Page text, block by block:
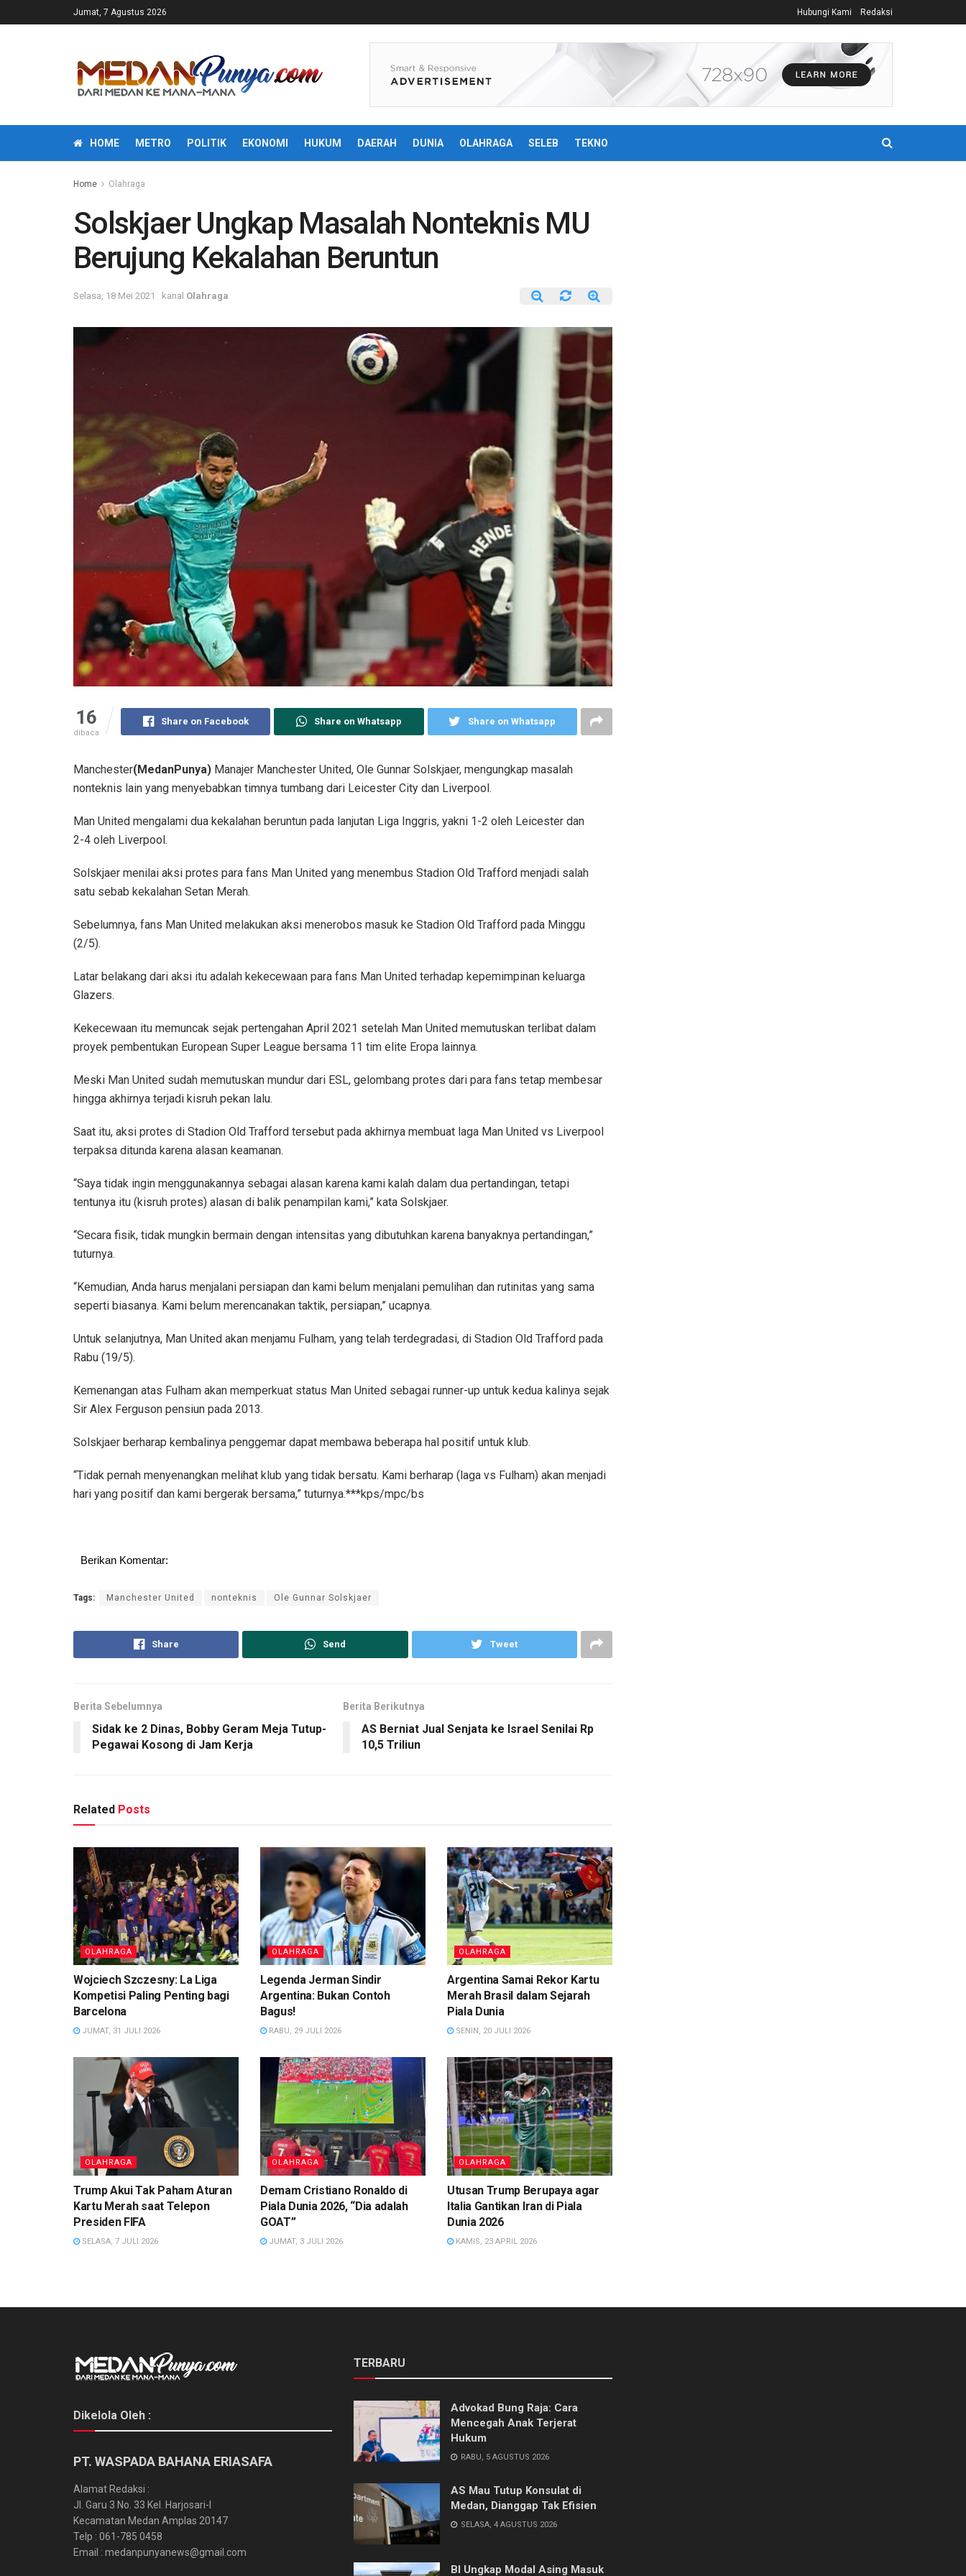
Jumat, 7 Agustus 2026 Hubungi Kami Redaksi
HOME METRO POLITIK EKONOMI HUKUM DAERAH DUNIA OLAHRAGA SELEB TEKNO
Home Olahraga
Solskjaer Ungkap Masalah Nonteknis MU
Berujung Kekalahan Beruntun
Selasa, 18 Mei 2021 kanal Olahraga
16
dibaca
Share on Facebook Share on Whatsapp Share on Whatsapp
Manchester(MedanPunya) Manajer Manchester United, Ole Gunnar Solskjaer, mengungkap masalah
nonteknis lain yang menyebabkan timnya tumbang dari Leicester City dan Liverpool.
Man United mengalami dua kekalahan beruntun pada lanjutan Liga Inggris, yakni 1-2 oleh Leicester dan
2-4 oleh Liverpool.
Solskjaer menilai aksi protes para fans Man United yang menembus Stadion Old Trafford menjadi salah
satu sebab kekalahan Setan Merah.
Sebelumnya, fans Man United melakukan aksi menerobos masuk ke Stadion Old Trafford pada Minggu
(2/5).
Latar belakang dari aksi itu adalah kekecewaan para fans Man United terhadap kepemimpinan keluarga
Glazers.
Kekecewaan itu memuncak sejak pertengahan April 2021 setelah Man United memutuskan terlibat dalam
proyek pembentukan European Super League bersama 11 tim elite Eropa lainnya.
Meski Man United sudah memutuskan mundur dari ESL, gelombang protes dari para fans tetap membesar
hingga akhirnya terjadi kisruh pekan lalu.
Saat itu, aksi protes di Stadion Old Trafford tersebut pada akhirnya membuat laga Man United vs Liverpool
terpaksa ditunda karena alasan keamanan.
“Saya tidak ingin menggunakannya sebagai alasan karena kami kalah dalam dua pertandingan, tetapi
tentunya itu (kisruh protes) alasan di balik penampilan kami,” kata Solskjaer.
“Secara fisik, tidak mungkin bermain dengan intensitas yang dibutuhkan karena banyaknya pertandingan,”
tuturnya.
“Kemudian, Anda harus menjalani persiapan dan kami belum menjalani pemulihan dan rutinitas yang sama
seperti biasanya. Kami belum merencanakan taktik, persiapan,” ucapnya.
Untuk selanjutnya, Man United akan menjamu Fulham, yang telah terdegradasi, di Stadion Old Trafford pada
Rabu (19/5).
Kemenangan atas Fulham akan memperkuat status Man United sebagai runner-up untuk kedua kalinya sejak
Sir Alex Ferguson pensiun pada 2013.
Solskjaer berharap kembalinya penggemar dapat membawa beberapa hal positif untuk klub.
“Tidak pernah menyenangkan melihat klub yang tidak bersatu. Kami berharap (laga vs Fulham) akan menjadi
hari yang positif dan kami bergerak bersama,” tuturnya.***kps/mpc/bs
Berikan Komentar:
Tags: Manchester United nonteknis Ole Gunnar Solskjaer
Share Send Tweet
Berita Sebelumnya
Sidak ke 2 Dinas, Bobby Geram Meja Tutup-
Pegawai Kosong di Jam Kerja
Berita Berikutnya
AS Berniat Jual Senjata ke Israel Senilai Rp
10,5 Triliun
Related Posts
OLAHRAGA
Wojciech Szczesny: La Liga
Kompetisi Paling Penting bagi
Barcelona
JUMAT, 31 JULI 2026
OLAHRAGA
Legenda Jerman Sindir
Argentina: Bukan Contoh
Bagus!
RABU, 29 JULI 2026
OLAHRAGA
Argentina Samai Rekor Kartu
Merah Brasil dalam Sejarah
Piala Dunia
SENIN, 20 JULI 2026
OLAHRAGA
Trump Akui Tak Paham Aturan
Kartu Merah saat Telepon
Presiden FIFA
SELASA, 7 JULI 2026
OLAHRAGA
Demam Cristiano Ronaldo di
Piala Dunia 2026, “Dia adalah
GOAT”
JUMAT, 3 JULI 2026
OLAHRAGA
Utusan Trump Berupaya agar
Italia Gantikan Iran di Piala
Dunia 2026
KAMIS, 23 APRIL 2026
Dikelola Oleh :
PT. WASPADA BAHANA ERIASAFA
Alamat Redaksi :
Jl. Garu 3 No. 33 Kel. Harjosari-I
Kecamatan Medan Amplas 20147
Telp : 061-785 0458
Email : medanpunyanews@gmail.com
TERBARU
Advokad Bung Raja: Cara
Mencegah Anak Terjerat
Hukum
RABU, 5 AGUSTUS 2026
AS Mau Tutup Konsulat di
Medan, Dianggap Tak Efisien
SELASA, 4 AGUSTUS 2026
BI Ungkap Modal Asing Masuk